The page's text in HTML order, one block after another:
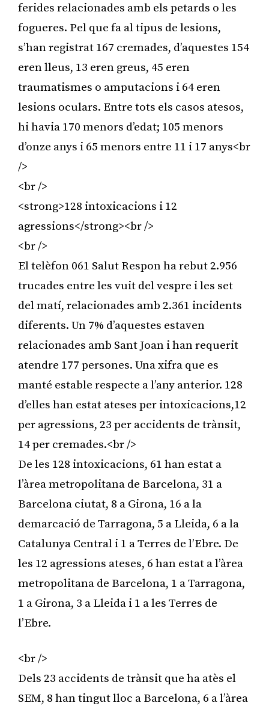
ferides relacionades amb els petards o les
fogueres. Pel que fa al tipus de lesions,
s’han registrat 167 cremades, d’aquestes 154
eren lleus, 13 eren greus, 45 eren
traumatismes o amputacions i 64 eren
lesions oculars. Entre tots els casos atesos,
hi havia 170 menors d’edat; 105 menors
d’onze anys i 65 menors entre 11 i 17 anys<br
/>
<br />
<strong>128 intoxicacions i 12
agressions</strong><br />
<br />
El telèfon 061 Salut Respon ha rebut 2.956
trucades entre les vuit del vespre i les set
del matí, relacionades amb 2.361 incidents
diferents. Un 7% d’aquestes estaven
relacionades amb Sant Joan i han requerit
atendre 177 persones. Una xifra que es
manté estable respecte a l’any anterior. 128
d’elles han estat ateses per intoxicacions,12
per agressions, 23 per accidents de trànsit,
14 per cremades.<br />
De les 128 intoxicacions, 61 han estat a
l’àrea metropolitana de Barcelona, 31 a
Barcelona ciutat, 8 a Girona, 16 a la
demarcació de Tarragona, 5 a Lleida, 6 a la
Catalunya Central i 1 a Terres de l’Ebre. De
les 12 agressions ateses, 6 han estat a l’àrea
metropolitana de Barcelona, 1 a Tarragona,
1 a Girona, 3 a Lleida i 1 a les Terres de
l’Ebre.
<br />
Dels 23 accidents de trànsit que ha atès el
SEM, 8 han tingut lloc a Barcelona, 6 a l’àrea